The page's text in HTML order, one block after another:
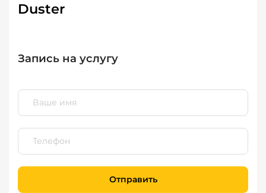
Duster
Запись на услугу
Отправить